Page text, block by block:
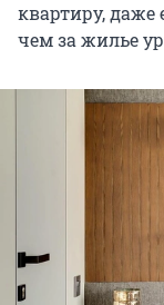
квартиру, даже
чем за жилье